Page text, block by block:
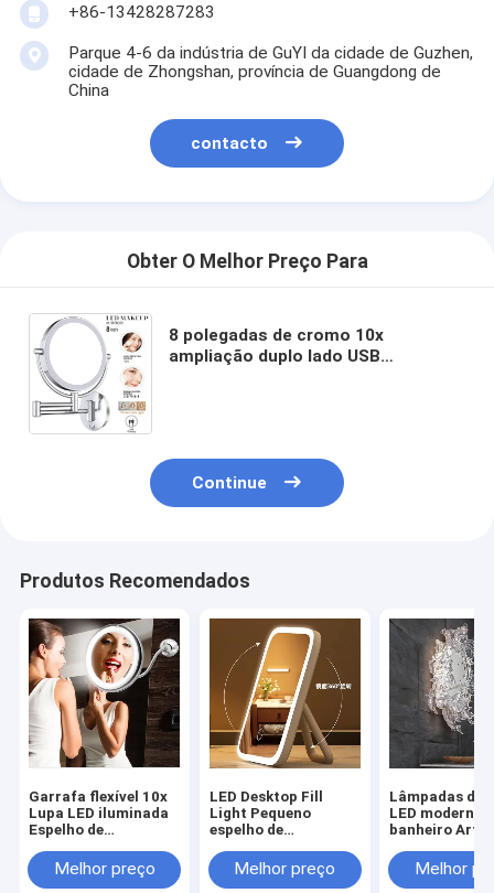
+86-13428287283
Parque 4-6 da indústria de GuYI da cidade de Guzhen,
cidade de Zhongshan, província de Guangdong de
China
contacto
Obter O Melhor Preço Para
8 polegadas de cromo 10x
ampliação duplo lado USB
Continue
Produtos Recomendados
Garrafa flexível 10x
Lupa LED iluminada
Espelho de
lâmpada ((WH-MR-
110)
Melhor preço
LED Desktop Fill
Light Pequeno
espelho de
Melhor preço
Lâmpadas de
LED
banheiro Arte
parede
(WH-MR-108)
Melhor